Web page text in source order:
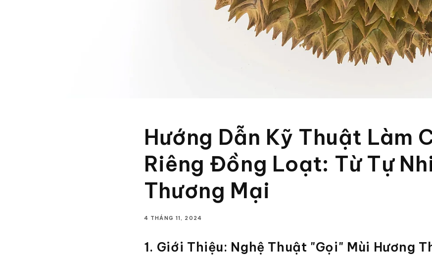
Hướng Dẫn Kỹ Thuật Làm
Riêng Đồng Loạt: Từ Tự
Thương Mại
4 THÁNG 11, 2024
1. Giới Thiệu: Nghệ Thuật "Gọi" Mùi Hương